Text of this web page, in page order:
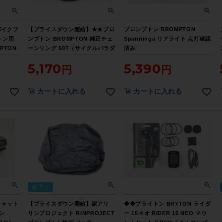
クフ
ン用
【プライスダウン開始】★★ブロ
ンプトン BROMPTON 純正チェ
ーンリング 50T（サイクルパラダ
SALE】
5,170
カートに入れる
ブロンプトン BROMPTON
Spanninga リアライト 点灯確認
済み
5,390
カートに入れる
ット
値下げ
【プライスダウン開始】訳アリ
リンプロジェクト RINPROJECT
◆◆ブライトン BRYTON ライダ
ー 15ネオ RIDER 15 NEO マウ